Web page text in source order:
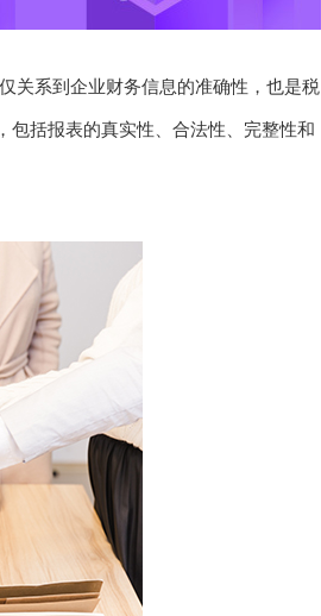
关系到企业财务信息的准确性，也是税
包括报表的真实性、合法性、完整性和